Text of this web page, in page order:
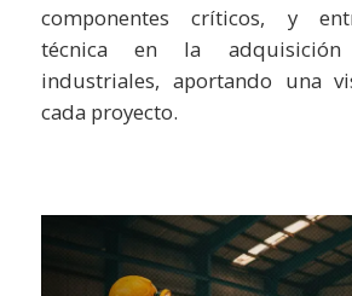
componentes críticos, y
técnica en la
industriales, aportando una
cada proyecto.